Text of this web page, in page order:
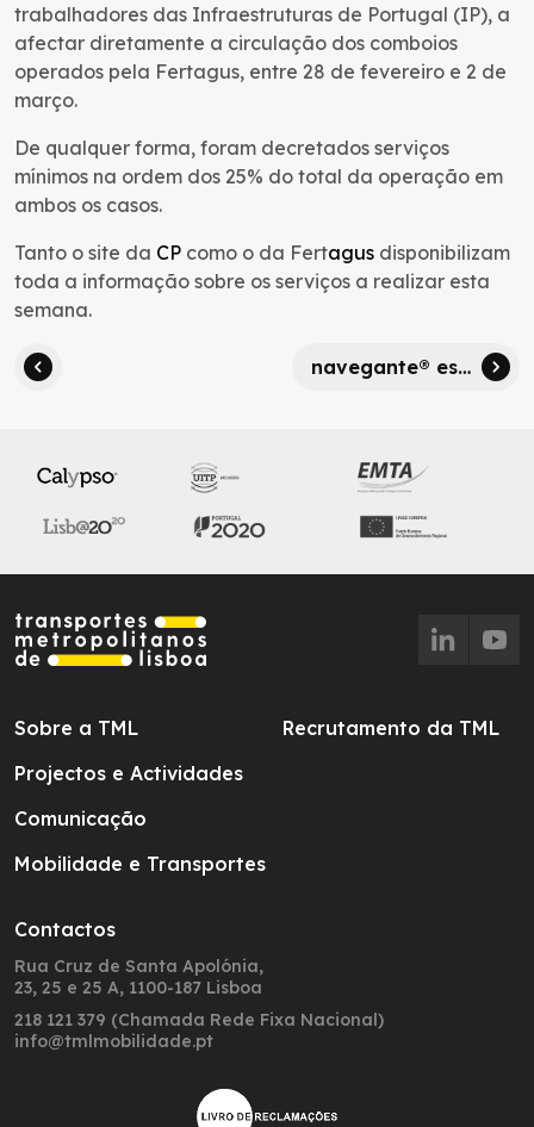
trabalhadores das Infraestruturas de Portugal (IP), a
afectar diretamente a circulação dos comboios
operados pela Fertagus, entre 28 de fevereiro e 2 de
março.
De qualquer forma, foram decretados serviços
mínimos na ordem dos 25% do total da operação em
ambos os casos.
Tanto o site da CP como o da Fertagus disponibilizam
toda a informação sobre os serviços a realizar esta
semana.
navegante® escola, agora em todos os graus de ensino
Sobre a TML
Projectos e Actividades
Comunicação
Mobilidade e Transportes
Recrutamento da TML
Contactos
Rua Cruz de Santa Apolónia,
23, 25 e 25 A, 1100-187 Lisboa
218 121 379 (Chamada Rede Fixa Nacional)
info@tmlmobilidade.pt